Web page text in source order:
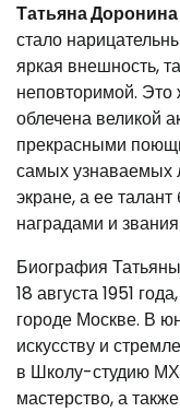
Татьяна Доронина
стало
яркая внешность,
неповторимой. Это
облечена великой
прекрасными
самых узнаваемых
экране, а ее
наградами и
Биография
18 августа 1951
городе Москве. В
искусству и
в Школу-студию
мастерство, а